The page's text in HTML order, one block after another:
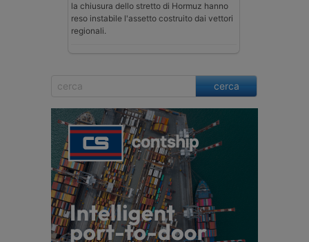
la chiusura dello stretto di Hormuz hanno
reso instabile l'assetto costruito dai vettori
regionali.
cerca